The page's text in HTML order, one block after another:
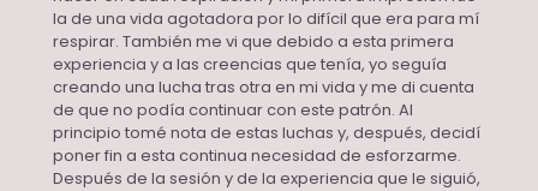
la de una vida agotadora por lo difícil que era para mí
respirar. También me vi que debido a esta primera
experiencia y a las creencias que tenía, yo seguía
creando una lucha tras otra en mi vida y me di cuenta
de que no podía continuar con este patrón. Al
principio tomé nota de estas luchas y, después, decidí
poner fin a esta continua necesidad de esforzarme.
Después de la sesión y de la experiencia que le siguió,